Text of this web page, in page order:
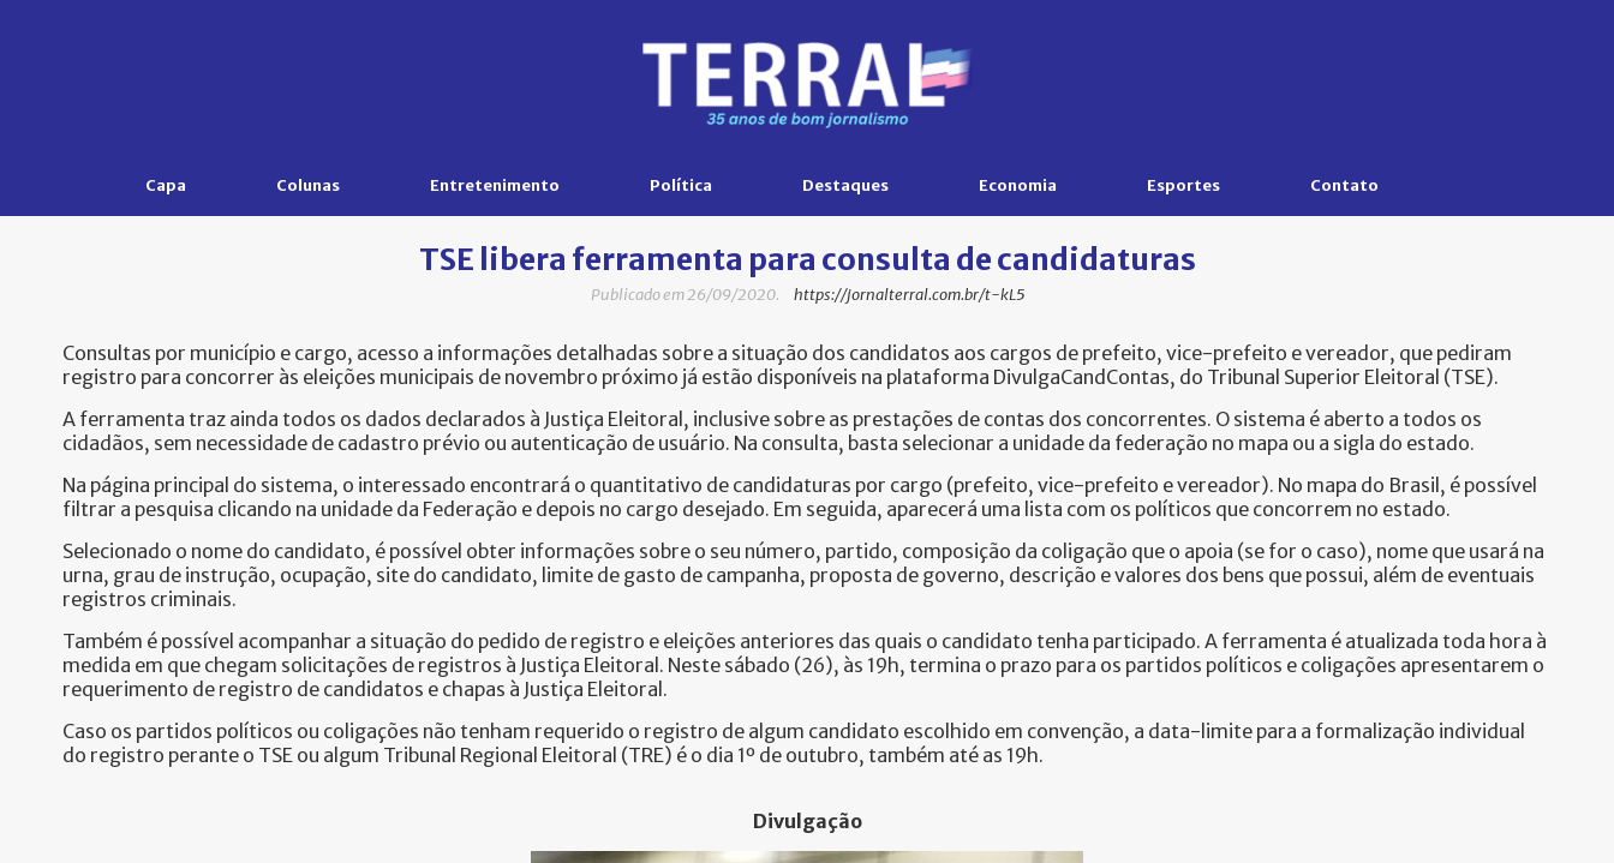
Capa Colunas Entretenimento Política Destaques Economia Esportes Contato
TSE libera ferramenta para consulta de candidaturas
Publicado em 26/09/2020. https://jornalterral.com.br/t-kL5
Consultas por município e cargo, acesso a informações detalhadas sobre a situação dos candidatos aos cargos de prefeito, vice-prefeito e vereador, que pediram
registro para concorrer às eleições municipais de novembro próximo já estão disponíveis na plataforma DivulgaCandContas, do Tribunal Superior Eleitoral (TSE).
A ferramenta traz ainda todos os dados declarados à Justiça Eleitoral, inclusive sobre as prestações de contas dos concorrentes. O sistema é aberto a todos os
cidadãos, sem necessidade de cadastro prévio ou autenticação de usuário. Na consulta, basta selecionar a unidade da federação no mapa ou a sigla do estado.
Na página principal do sistema, o interessado encontrará o quantitativo de candidaturas por cargo (prefeito, vice-prefeito e vereador). No mapa do Brasil, é possível
filtrar a pesquisa clicando na unidade da Federação e depois no cargo desejado. Em seguida, aparecerá uma lista com os políticos que concorrem no estado.
Selecionado o nome do candidato, é possível obter informações sobre o seu número, partido, composição da coligação que o apoia (se for o caso), nome que usará na
urna, grau de instrução, ocupação, site do candidato, limite de gasto de campanha, proposta de governo, descrição e valores dos bens que possui, além de eventuais
registros criminais.
Também é possível acompanhar a situação do pedido de registro e eleições anteriores das quais o candidato tenha participado. A ferramenta é atualizada toda hora à
medida em que chegam solicitações de registros à Justiça Eleitoral. Neste sábado (26), às 19h, termina o prazo para os partidos políticos e coligações apresentarem o
requerimento de registro de candidatos e chapas à Justiça Eleitoral.
Caso os partidos políticos ou coligações não tenham requerido o registro de algum candidato escolhido em convenção, a data-limite para a formalização individual
do registro perante o TSE ou algum Tribunal Regional Eleitoral (TRE) é o dia 1º de outubro, também até as 19h.
Divulgação